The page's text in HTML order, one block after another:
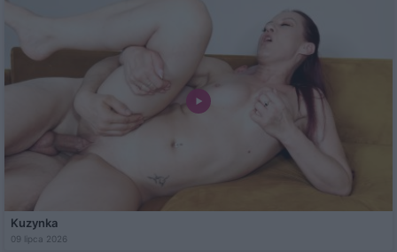
Kuzynka
09 lipca 2026